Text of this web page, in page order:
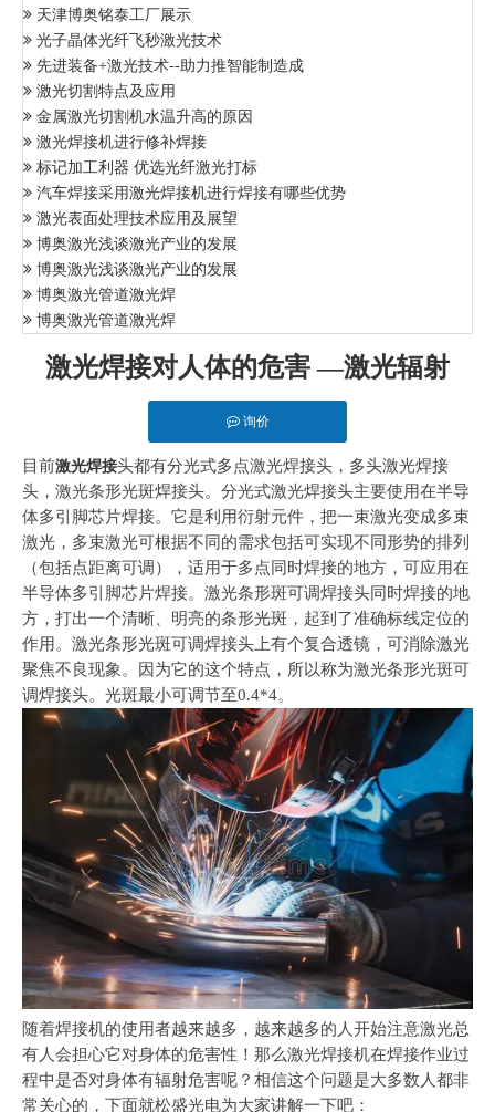
天津博奥铭泰工厂展示
光子晶体光纤飞秒激光技术
先进装备+激光技术--助力推智能制造成
激光切割特点及应用
金属激光切割机水温升高的原因
激光焊接机进行修补焊接
标记加工利器 优选光纤激光打标
汽车焊接采用激光焊接机进行焊接有哪些优势
激光表面处理技术应用及展望
博奥激光浅谈激光产业的发展
博奥激光浅谈激光产业的发展
博奥激光管道激光焊
博奥激光管道激光焊
激光焊接对人体的危害 —激光辐射
询价
目前激光焊接头都有分光式多点激光焊接头，多头激光焊接
头，激光条形光斑焊接头。分光式激光焊接头主要使用在半导
体多引脚芯片焊接。它是利用衍射元件，把一束激光变成多束
激光，多束激光可根据不同的需求包括可实现不同形势的排列
（包括点距离可调），适用于多点同时焊接的地方，可应用在
半导体多引脚芯片焊接。激光条形斑可调焊接头同时焊接的地
方，打出一个清晰、明亮的条形光斑，起到了准确标线定位的
作用。激光条形光斑可调焊接头上有个复合透镜，可消除激光
聚焦不良现象。因为它的这个特点，所以称为激光条形光斑可
调焊接头。光斑最小可调节至0.4*4。
随着焊接机的使用者越来越多，越来越多的人开始注意激光总
有人会担心它对身体的危害性！那么激光焊接机在焊接作业过
程中是否对身体有辐射危害呢？相信这个问题是大多数人都非
常关心的，下面就松盛光电为大家讲解一下吧：